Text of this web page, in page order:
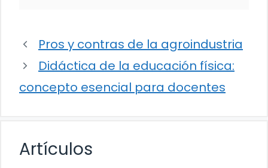
Pros y contras de la agroindustria
Didáctica de la educación física:
concepto esencial para docentes
Artículos